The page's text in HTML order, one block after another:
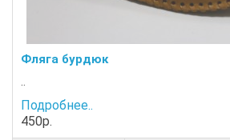
Фляга бурдюк
..
Подробнее..
450р.